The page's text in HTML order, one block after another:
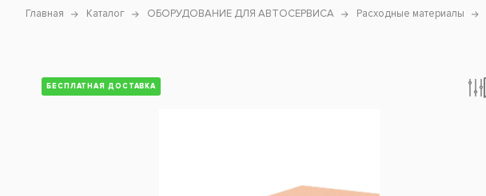
Главная Каталог ОБОРУДОВАНИЕ ДЛЯ АВТОСЕРВИСА Расходные материалы
БЕСПЛАТНАЯ ДОСТАВКА